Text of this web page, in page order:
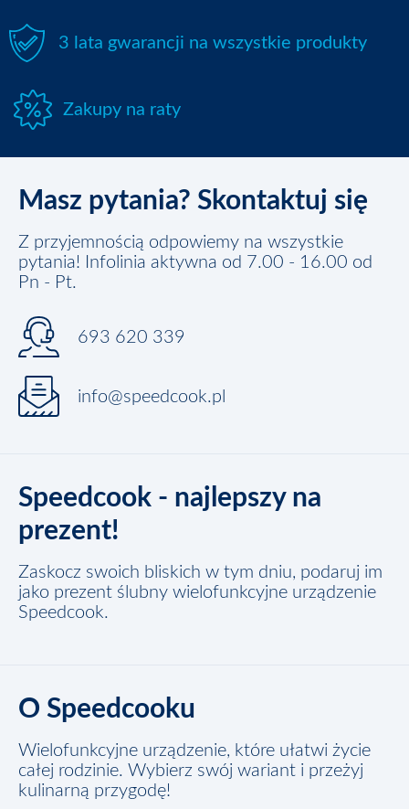
Multimedia
3 lata gwarancji na wszystkie produkty
Zakupy na raty
Masz pytania? Skontaktuj się
Z przyjemnością odpowiemy na wszystkie
pytania! Infolinia aktywna od 7.00 - 16.00 od
Pn - Pt.
693 620 339
info@speedcook.pl
Speedcook - najlepszy na
prezent!
Zaskocz swoich bliskich w tym dniu, podaruj im
jako prezent ślubny wielofunkcyjne urządzenie
Speedcook.
O Speedcooku
Wielofunkcyjne urządzenie, które ułatwi życie
całej rodzinie. Wybierz swój wariant i przeżyj
kulinarną przygodę!